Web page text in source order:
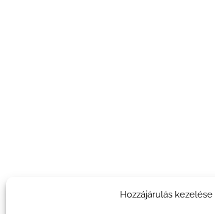
Hozzájárulás kezelése